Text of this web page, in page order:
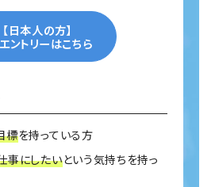
【日本人の方】
ントリーはこちら
標を持っている方
事にしたいという気持ちを持っ